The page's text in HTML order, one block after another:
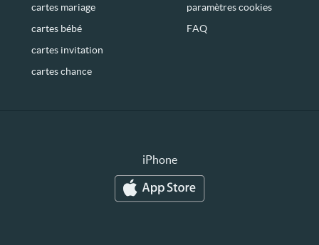
cartes mariage
cartes bébé
cartes invitation
cartes chance
paramètres cookies
FAQ
iPhone